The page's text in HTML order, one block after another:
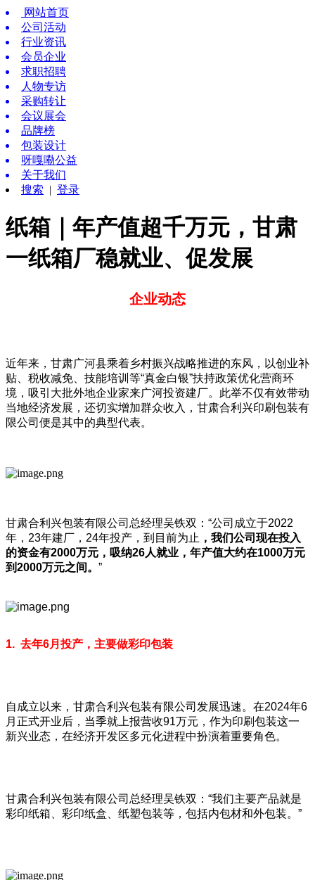
网站首页
公司活动
行业资讯
会员企业
求职招聘
人物专访
采购转让
会议展会
品牌榜
包装设计
呀嘎嘞公益
关于我们
搜索 | 登录
纸箱｜年产值超千万元，甘肃
一纸箱厂稳就业、促发展
企业动态
近年来，甘肃广河县乘着乡村振兴战略推进的东风，以创业补
贴、税收减免、技能培训等“真金白银”扶持政策优化营商环
境，吸引大批外地企业家来广河投资建厂。此举不仅有效带动
当地经济发展，还切实增加群众收入，甘肃合利兴印刷包装有
限公司便是其中的典型代表。
甘肃合利兴包装有限公司总经理吴铁双：“公司成立于2022
年，23年建厂，24年投产，到目前为止 ，我们公司现在投入
的资金有2000万元，吸纳26人就业，年产值大约在1000万元
到2000万元之间。 ”
1. 去年6月投产，主要做彩印包装
自成立以来，甘肃合利兴包装有限公司发展迅速。在2024年6
月正式开业后，当季就上报营收91万元，作为印刷包装这一
新兴业态，在经济开发区多元化进程中扮演着重要角色。
甘肃合利兴包装有限公司总经理吴铁双：“我们主要产品就是
彩印纸箱、彩印纸盒、纸塑包装等，包括内包材和外包装。”